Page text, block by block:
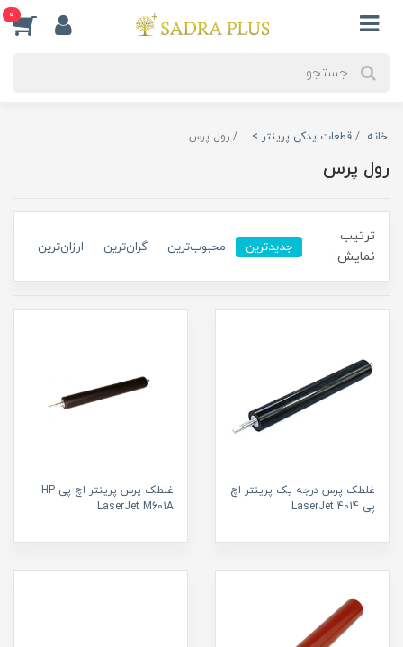
0
خانه قطعات یدکی پرینتر > رول پرس
رول پرس
ترتیب
نمایش:
جدیدترین محبوب‌ترین گران‌ترین ارزان‌ترین
غلطک پرس درجه یک پرینتر اچ
پی LaserJet 4014
غلطک پرس پرینتر اچ پی HP
LaserJet M601A